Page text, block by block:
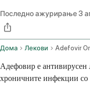
Последно ажурирање3
Дома Лекови Adefovir
Адефовир е антивирусен
хроничните инфекции со